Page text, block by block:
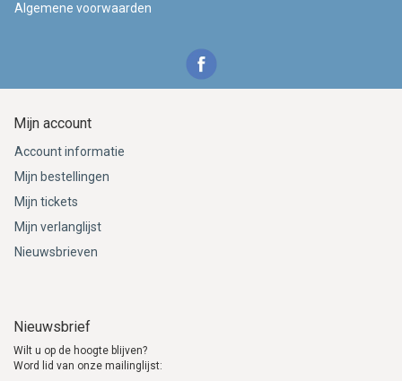
Algemene voorwaarden
Mijn account
Account informatie
Mijn bestellingen
Mijn tickets
Mijn verlanglijst
Nieuwsbrieven
Nieuwsbrief
Wilt u op de hoogte blijven?
Word lid van onze mailinglijst: